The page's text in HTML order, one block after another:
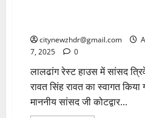
citynewzhdr@gmail.com
7, 2025
0
लालढांग रेस्ट हाउस में सांसद
रावत सिंह रावत का स्वागत किया
माननीय सांसद जी कोटद्वार...